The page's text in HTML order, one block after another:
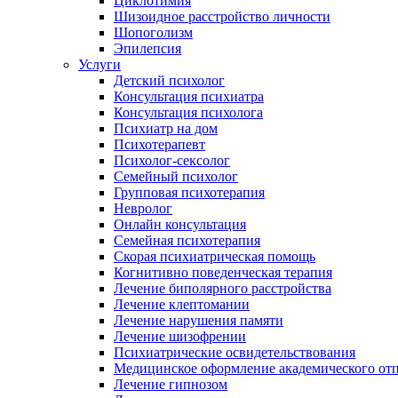
Шизоидное расстройство личности
Шопоголизм
Эпилепсия
Услуги
Детский психолог
Консультация психиатра
Консультация психолога
Психиатр на дом
Психотерапевт
Психолог-сексолог
Семейный психолог
Групповая психотерапия
Невролог
Онлайн консультация
Семейная психотерапия
Скорая психиатрическая помощь
Когнитивно поведенческая терапия
Лечение биполярного расстройства
Лечение клептомании
Лечение нарушения памяти
Лечение шизофрении
Психиатрические освидетельствования
Медицинское оформление академического
Лечение гипнозом